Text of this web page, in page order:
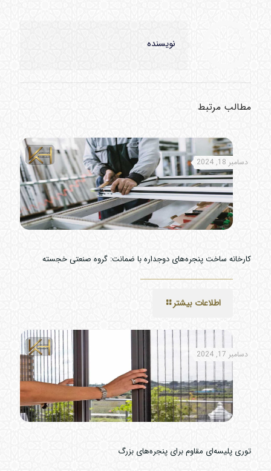
نویسنده
مطالب مرتبط
دسامبر 18, 2024
کارخانه ساخت پنجره‌های دوجداره با ضمانت: گروه صنعتی خجسته
اطلاعات بیشتر
دسامبر 17, 2024
توری پلیسه‌ای مقاوم برای پنجره‌های بزرگ